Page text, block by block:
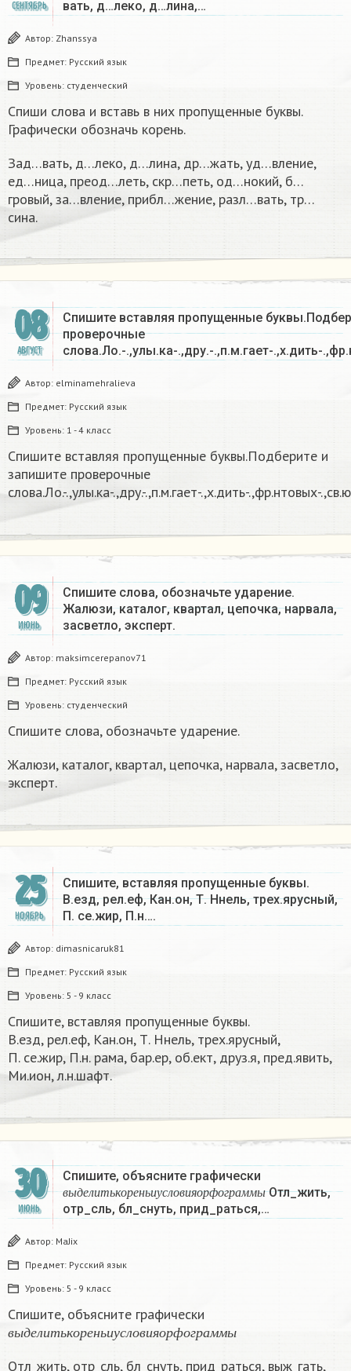
СЕНТЯБРЬ
вать, д…леко, д…лина,…
Автор: Zhanssya
Предмет: Русский язык
Уровень: студенческий
Спиши слова и вставь в них пропущенные буквы.
Графически обозначь корень.
Зад…вать, д…леко, д…лина, др…жать, уд…вление,
ед…ница, преод…леть, скр…петь, од…нокий, б…
гровый, за…вление, прибл…жение, разл…вать, тр…
сина.
08
АВГУСТ
Спишите вставляя пропущенные
проверочные
слова.Ло.-.,улы.ка-.,дру.-.,п.м.гает-.,х.дить-
Автор: elminamehralieva
Предмет: Русский язык
Уровень: 1 - 4 класс
Спишите вставляя пропущенные буквы.Подберите и
запишите проверочные
слова.Ло.-.,улы.ка-.,дру.-.,п.м.гает-.,х.дить-.,фр.нтовых-
09
ИЮНЬ
Спишите слова, обозначьте ударение.
Жалюзи, каталог, квартал, цепочка, нарвала,
засветло, эксперт.
Автор: maksimcerepanov71
Предмет: Русский язык
Уровень: студенческий
Спишите слова, обозначьте ударение.
Жалюзи, каталог, квартал, цепочка, нарвала, засветло,
эксперт.
25
НОЯБРЬ
Спишите, вставляя пропущенные буквы.
В.езд, рел.еф, Кан.он, Т. Hнель, трех.ярусный,
П. се.жир, П.н….
Автор: dimasnicaruk81
Предмет: Русский язык
Уровень: 5 - 9 класс
Спишите, вставляя пропущенные буквы.
В.езд, рел.еф, Кан.он, Т. Hнель, трех.ярусный,
П. се.жир, П.н. рама, бар.ер, об.ект, друз.я, пред.явить,
Ми.ион, л.н.шафт.​
30
ИЮНЬ
Спишите, объясните графически
в ы д ел и т ько р е н ьи у сл о в ияо р ф о гр аммы
выдели тькореньиусловияор ф
Отл_жить,
отр_сль, бл_снуть, прид_раться,…
Автор: MaJix
Предмет: Русский язык
Уровень: 5 - 9 класс
Спишите, объясните графически
в ы д ел и т ьк о р е н ь и у сл о в ия о р ф о г р аммы
выделитькореньиусловияо
Отл_жить, отр_сль, бл_снуть, прид_раться, выж_гать,